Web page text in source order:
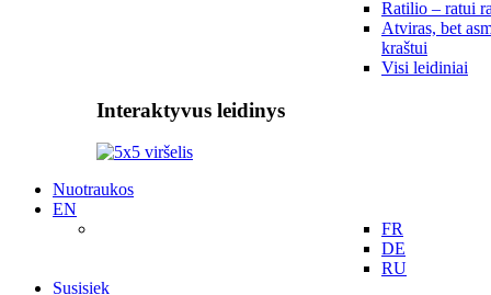
Ratilio – ratui
Atviras, bet
kraštui
Visi leidiniai
Interaktyvus leidinys
Nuotraukos
EN
FR
DE
RU
Susisiek